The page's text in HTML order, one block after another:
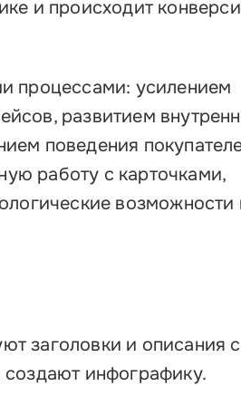
в сфере
и происходит
процессами: усилением
развитием
поведения
работу с карточками,
возможности
заголовки и описания
создают инфографику.